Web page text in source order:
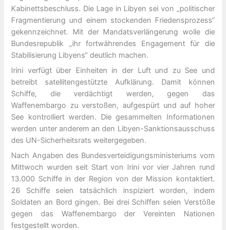
Kabinettsbeschluss. Die Lage in Libyen sei von „politischer
Fragmentierung und einem stockenden Friedensprozess“
gekennzeichnet. Mit der Mandatsverlängerung wolle die
Bundesrepublik „ihr fortwährendes Engagement für die
Stabilisierung Libyens“ deutlich machen.
Irini verfügt über Einheiten in der Luft und zu See und
betreibt satellitengestützte Aufklärung. Damit können
Schiffe, die verdächtigt werden, gegen das
Waffenembargo zu verstoßen, aufgespürt und auf hoher
See kontrolliert werden. Die gesammelten Informationen
werden unter anderem an den Libyen-Sanktionsausschuss
des UN-Sicherheitsrats weitergegeben.
Nach Angaben des Bundesverteidigungsministeriums vom
Mittwoch wurden seit Start von Irini vor vier Jahren rund
13.000 Schiffe in der Region von der Mission kontaktiert.
26 Schiffe seien tatsächlich inspiziert worden, indem
Soldaten an Bord gingen. Bei drei Schiffen seien Verstöße
gegen das Waffenembargo der Vereinten Nationen
festgestellt worden.